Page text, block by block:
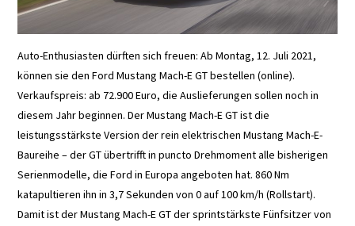
Auto-Enthusiasten dürften sich freuen: Ab Montag, 12. Juli 2021,
können sie den Ford Mustang Mach-E GT bestellen (online).
Verkaufspreis: ab 72.900 Euro, die Auslieferungen sollen noch in
diesem Jahr beginnen. Der Mustang Mach-E GT ist die
leistungsstärkste Version der rein elektrischen Mustang Mach-E-
Baureihe – der GT übertrifft in puncto Drehmoment alle bisherigen
Serienmodelle, die Ford in Europa angeboten hat. 860 Nm
katapultieren ihn in 3,7 Sekunden von 0 auf 100 km/h (Rollstart).
Damit ist der Mustang Mach-E GT der sprintstärkste Fünfsitzer von